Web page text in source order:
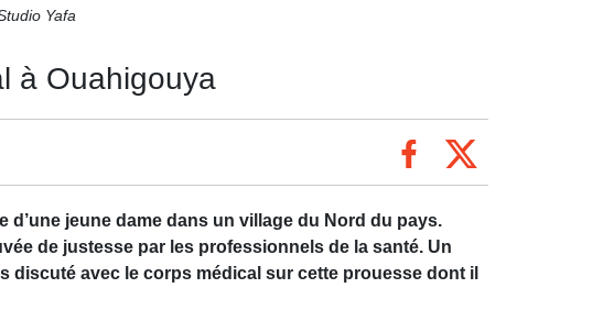
Yafa
à Ouahigouya
d’une jeune dame dans un village du Nord du pays.
de justesse par les professionnels de la santé. Un
discuté avec le corps médical sur cette prouesse dont il